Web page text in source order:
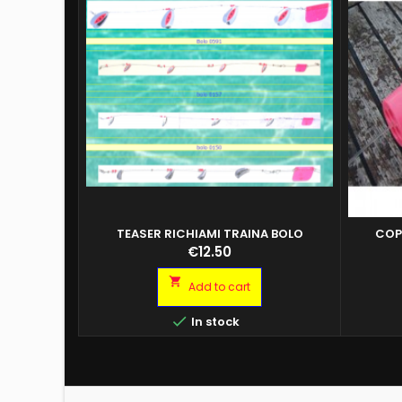
TEASER RICHIAMI TRAINA BOLO
Price
€12.50
 Add to cart
 In stock
Teaser
con